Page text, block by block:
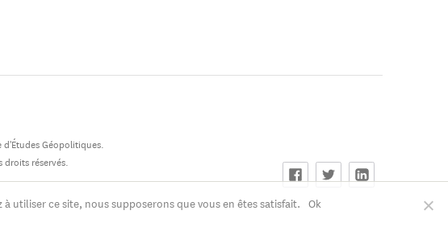
d'Études Géopolitiques.
droits réservés.
utiliser ce site, nous supposerons que vous en êtes satisfait. Ok